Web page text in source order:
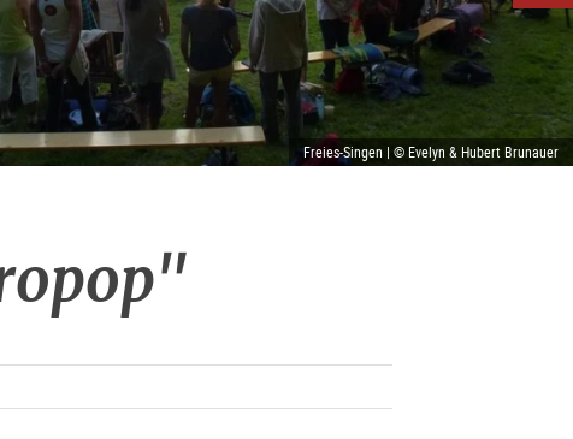
Freies-Singen | © Evelyn & Hubert Brunauer